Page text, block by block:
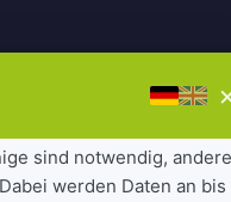
sind notwendig, andere
werden Daten an bis